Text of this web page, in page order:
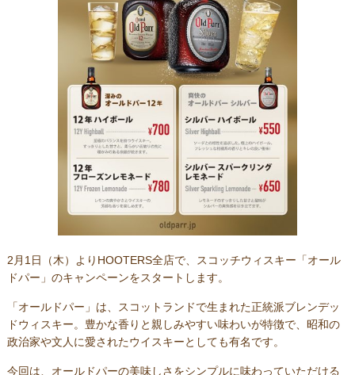
2月1日（木）よりHOOTERS全店で、スコッチウィスキー「オール
ドパー」のキャンペーンをスタートします。
「オールドパー」は、スコットランドで生まれた正統派ブレンデッ
ドウィスキー。豊かな香りと親しみやすい味わいが特徴で、昭和の
政治家や文人に愛されたウイスキーとしても有名です。
今回は、オールドパーの美味しさをシンプルに味わっていただける